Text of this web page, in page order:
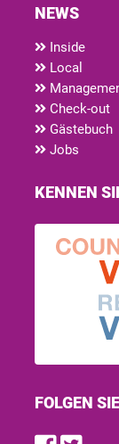
NEWS
Inside
Local
Check-out
Gästebuch
Jobs
KENNEN
FOLGEN